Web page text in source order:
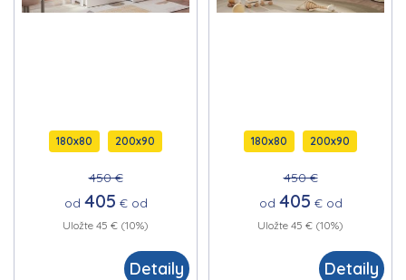
180x80 200x90
450 €
od 405 € od
Uložte 45 € (10%)
Detaily
180x80 200x90
450 €
od 405 € od
Uložte 45 € (10%)
Detaily